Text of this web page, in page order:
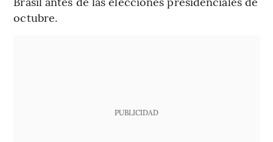
octubre.
PUBLICIDAD